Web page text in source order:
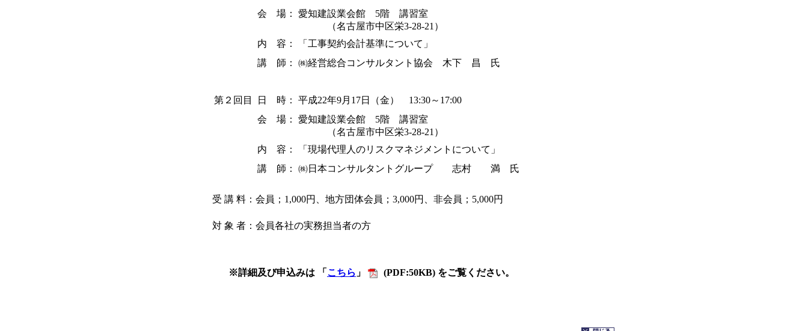
会 場：
愛知建設業会館 5階 講習室
（名古屋市中区栄3-28-21）
内 容：
「工事契約会計基準について」
講 師：
㈱経営総合コンサルタント協会 木下 昌 氏
第２回目 日 時：
平成22年9月17日（金） 13:30～17:00
会 場：
愛知建設業会館 5階 講習室
（名古屋市中区栄3-28-21）
内 容：
「現場代理人のリスクマネジメントについて」
講 師：
㈱日本コンサルタントグループ 志村 満 氏
受 講 料：会員；1,000円、地方団体会員；3,000円、非会員；5,000円
対 象 者：会員各社の実務担当者の方
※詳細及び申込みは 「 こちら 」 (PDF:50KB) をご覧ください。